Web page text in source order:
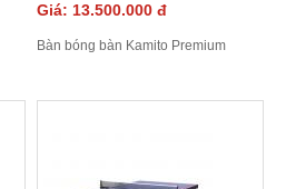
Giá: 13.500.000 đ
Bàn bóng bàn Kamito Premium